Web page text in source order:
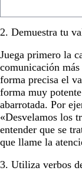
2. Demuestra tu
Juega primero la
comunicación
forma precisa el
forma muy
abarrotada. Por
«Desvelamos los
entender que se
que llame la
3. Utiliza verbos